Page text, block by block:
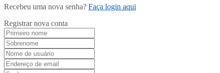
Recebeu uma nova senha? Faça login aqui
Registrar nova conta